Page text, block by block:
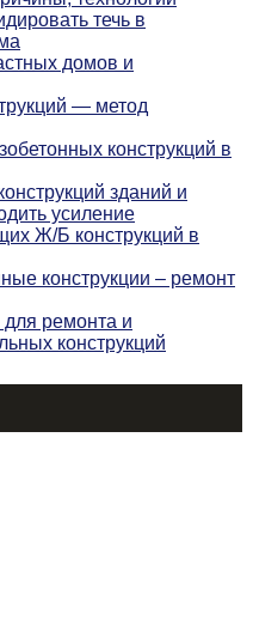
течь в
домов и
— метод
конструкций в
зданий и
усиление
Ж/Б конструкций в
конструкции – ремонт
для ремонта и
конструкций